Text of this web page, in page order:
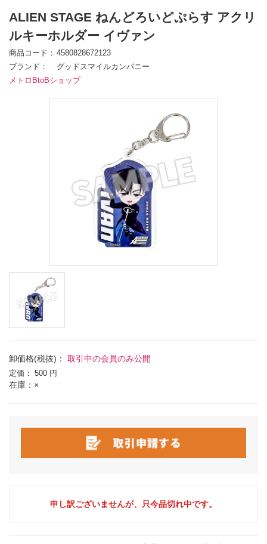
ALIEN STAGE ねんどろいどぷらす アクリ
ルキーホルダー イヴァン
商品コード
4580828672123
ブランド
グッドスマイルカンパニー
メトロBtoBショップ
卸価格(税抜)： 取引中の会員のみ公開
定価： 500 円
在庫：×
申し訳ございませんが、只今品切れ中です。